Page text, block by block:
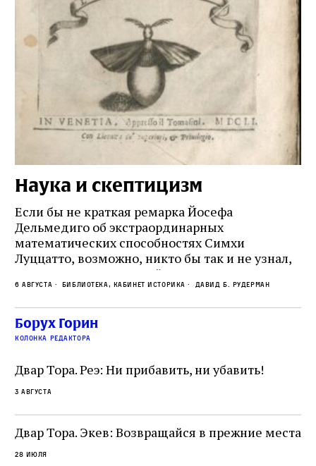
Наука и скептицизм
Если бы не краткая ремарка Йосефа
Дельмедиго об экстраординарных
математических способностях Симхи
Луццатто, возможно, никто бы так и не узнал,
что этот эрудированный и несколько
сварливый венецианский талмудист имел
какое‑то отношение к научной деятельности.
На протяжении почти шестидесяти лет,
вплоть до своей кончины, Луццатто был
6 августа Библиотека, кабинет историка Давид Б. Рудерман
Борух Горин
колонка редактора
Двар Тора. Реэ: Ни прибавить, ни убавить!
3 августа
Двар Тора. Экев: Возвращайся в прежние места
28 июля